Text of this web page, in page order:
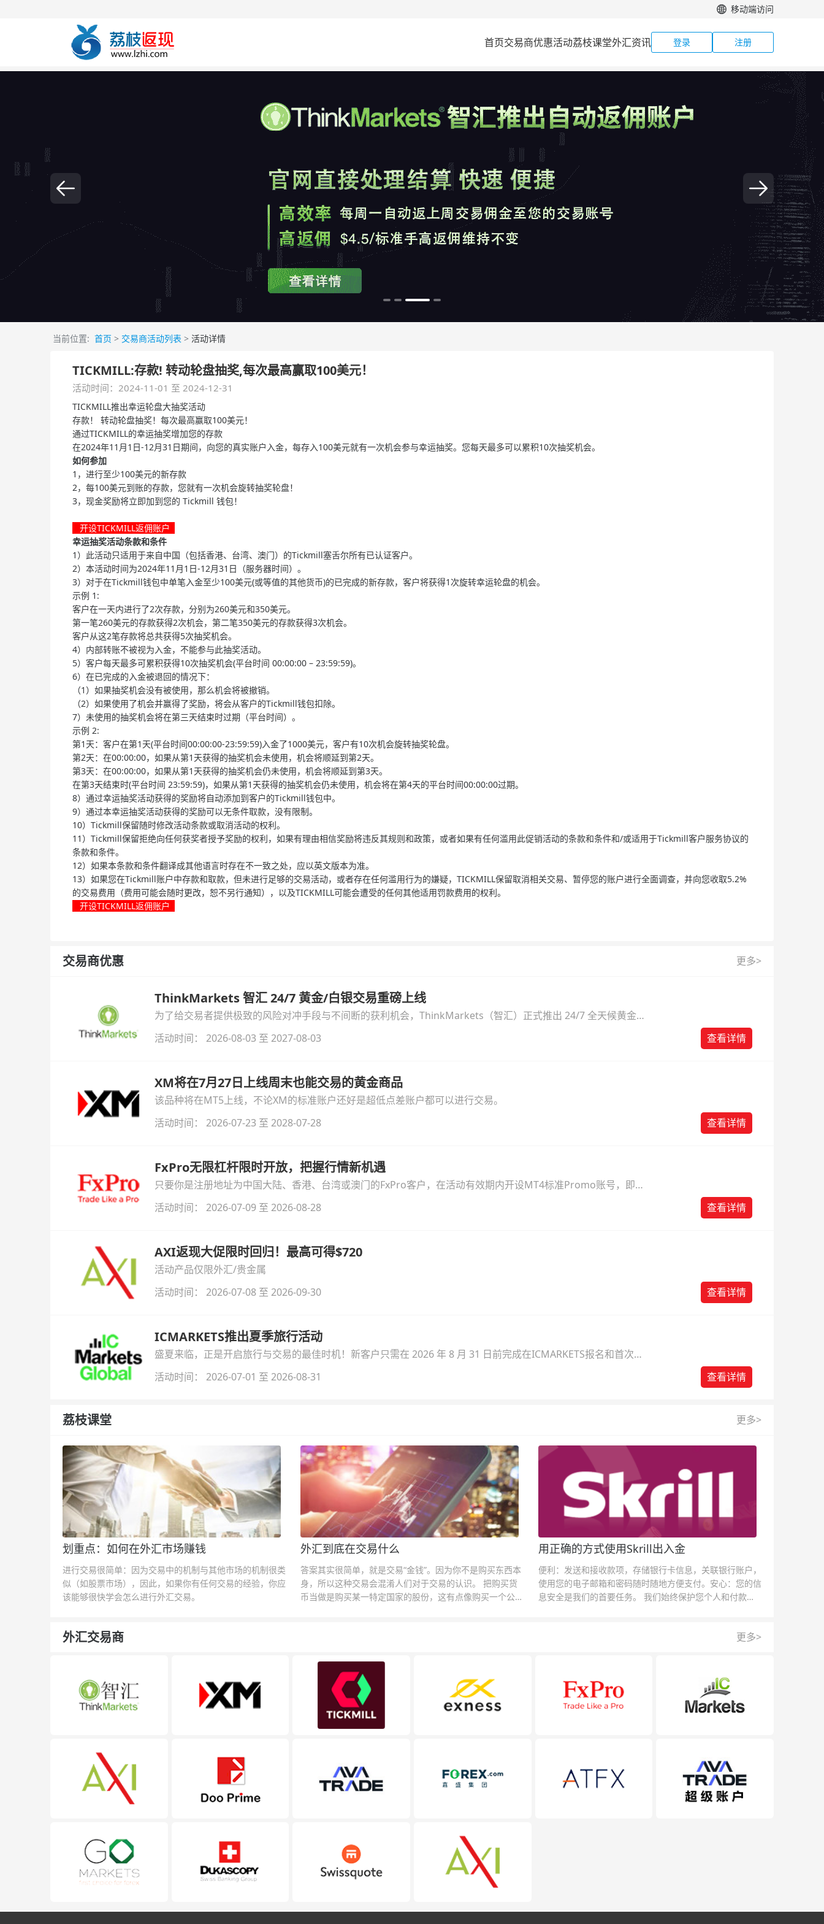
移动端访问
首页交易商优惠活动荔枝课堂外汇资讯 登录 注册
当前位置: 首页 > 交易商活动列表 > 活动详情
TICKMILL:存款! 转动轮盘抽奖,每次最高赢取100美元！
活动时间：2024-11-01 至 2024-12-31
TICKMILL推出幸运轮盘大抽奖活动
存款！ 转动轮盘抽奖！每次最高赢取100美元！
通过TICKMILL的幸运抽奖增加您的存款
在2024年11月1日-12月31日期间，向您的真实账户入金，每存入100美元就有一次机会参与幸运抽奖。您每天最多可以累积10次抽奖机会。
如何参加
1，进行至少100美元的新存款
2，每100美元到账的存款，您就有一次机会旋转抽奖轮盘！
3，现金奖励将立即加到您的 Tickmill 钱包！
开设TICKMILL返佣账户
幸运抽奖活动条款和条件
1）此活动只适用于来自中国（包括香港、台湾、澳门）的Tickmill塞舌尔所有已认证客户。
2）本活动时间为2024年11月1日-12月31日（服务器时间）。
3）对于在Tickmill钱包中单笔入金至少100美元(或等值的其他货币)的已完成的新存款，客户将获得1次旋转幸运轮盘的机会。
示例 1:
客户在一天内进行了2次存款，分别为260美元和350美元。
第一笔260美元的存款获得2次机会，第二笔350美元的存款获得3次机会。
客户从这2笔存款将总共获得5次抽奖机会。
4）内部转账不被视为入金，不能参与此抽奖活动。
5）客户每天最多可累积获得10次抽奖机会(平台时间 00:00:00 – 23:59:59)。
6）在已完成的入金被退回的情况下：
（1）如果抽奖机会没有被使用，那么机会将被撤销。
（2）如果使用了机会并赢得了奖励，将会从客户的Tickmill钱包扣除。
7）未使用的抽奖机会将在第三天结束时过期（平台时间）。
示例 2:
第1天：客户在第1天(平台时间00:00:00-23:59:59)入金了1000美元，客户有10次机会旋转抽奖轮盘。
第2天：在00:00:00，如果从第1天获得的抽奖机会未使用，机会将顺延到第2天。
第3天：在00:00:00，如果从第1天获得的抽奖机会仍未使用，机会将顺延到第3天。
在第3天结束时(平台时间 23:59:59)，如果从第1天获得的抽奖机会仍未使用，机会将在第4天的平台时间00:00:00过期。
8）通过幸运抽奖活动获得的奖励将自动添加到客户的Tickmill钱包中。
9）通过本幸运抽奖活动获得的奖励可以无条件取款，没有限制。
10）Tickmill保留随时修改活动条款或取消活动的权利。
11）Tickmill保留拒绝向任何获奖者授予奖励的权利，如果有理由相信奖励将违反其规则和政策，或者如果有任何滥用此促销活动的条款和条件和/或适用于Tickmill客户服务协议的
条款和条件。
12）如果本条款和条件翻译成其他语言时存在不一致之处，应以英文版本为准。
13）如果您在Tickmill账户中存款和取款，但未进行足够的交易活动，或者存在任何滥用行为的嫌疑，TICKMILL保留取消相关交易、暂停您的账户进行全面调查，并向您收取5.2%
的交易费用（费用可能会随时更改，恕不另行通知），以及TICKMILL可能会遭受的任何其他适用罚款费用的权利。
开设TICKMILL返佣账户
交易商优惠 更多>
ThinkMarkets 智汇 24/7 黄金/白银交易重磅上线
为了给交易者提供极致的风险对冲手段与不间断的获利机会，ThinkMarkets（智汇）正式推出 24/7 全天候黄金
与白银交易！本文将为您详细拆解本次升级的核心交易品种、杠杆配置、支持软件及交易细则。
活动时间： 2026-08-03 至 2027-08-03 查看详情
XM将在7月27日上线周末也能交易的黄金商品
该品种将在MT5上线，不论XM的标准账户还好是超低点差账户都可以进行交易。
活动时间： 2026-07-23 至 2028-07-28
查看详情
FxPro无限杠杆限时开放，把握行情新机遇
只要你是注册地址为中国大陆、香港、台湾或澳门的FxPro客户，在活动有效期内开设MT4标准Promo账号，即可
自动解锁无限倍杠杆福利，无需额外复杂操作。
活动时间： 2026-07-09 至 2026-08-28 查看详情
AXI返现大促限时回归！最高可得$720
活动产品仅限外汇/贵金属
活动时间： 2026-07-08 至 2026-09-30
查看详情
ICMARKETS推出夏季旅行活动
盛夏来临，正是开启旅行与交易的最佳时机！新客户只需在 2026 年 8 月 31 日前完成在ICMARKETS报名和首次入
金即可参与！
活动时间： 2026-07-01 至 2026-08-31 查看详情
荔枝课堂 更多>
划重点：如何在外汇市场赚钱
进行交易很简单：因为交易中的机制与其他市场的机制很类
似（如股票市场），因此，如果你有任何交易的经验，你应
该能够很快学会怎么进行外汇交易。
外汇到底在交易什么
答案其实很简单，就是交易“金钱”。因为你不是购买东西本
身，所以这种交易会混淆人们对于交易的认识。 把购买货
币当做是购买某一特定国家的股份，这有点像购买一个公司
用正确的方式使用Skrill出入金
便利：发送和接收款项，存储银行卡信息，关联银行账户，
使用您的电子邮箱和密码随时随地方便支付。安心：您的信
息安全是我们的首要任务。 我们始终保护您个人和付款信
外汇交易商 更多>